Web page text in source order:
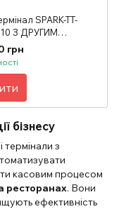
SPARK-TT-
З ДРУГИМ
на 12 дюймів
грн
бізнесу
термінали з
касовим процесом
ресторанах. Вони
ефективність